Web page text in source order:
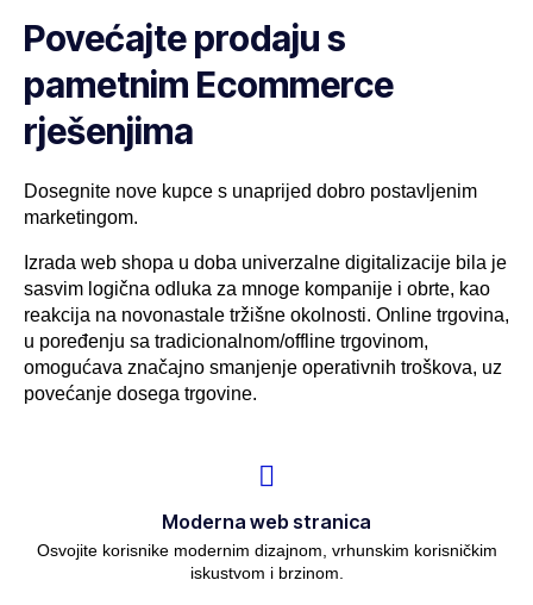
Povećajte prodaju s
pametnim Ecommerce
rješenjima
Dosegnite nove kupce s unaprijed dobro postavljenim
marketingom.
Izrada web shopa u doba univerzalne digitalizacije bila je
sasvim logična odluka za mnoge kompanije i obrte, kao
reakcija na novonastale tržišne okolnosti. Online trgovina,
u poređenju sa tradicionalnom/offline trgovinom,
omogućava značajno smanjenje operativnih troškova, uz
povećanje dosega trgovine.
Moderna web stranica
Osvojite korisnike modernim dizajnom, vrhunskim korisničkim
iskustvom i brzinom.